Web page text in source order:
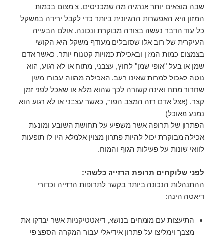
שבה מוצאים יותר אנרגיה מה שמכניסים. צימצום בכמות
המזון היא האפשרות ההגיונית ביותר כדי לקבל ירידה במשקל
כל עוד הדבר נעשה בצורה מבוקרת ונכונה. אולם הבעייה
העיקרית של רוב אלו שסובלים מעודף משקל היא הקושי
בצמצום כמות המזון ובאכילת כמויות קטנות יותר. כאשר אדם
שמן או בעל "אופי שמן" לחוץ, עצבני, מתוח או לא רגוע, הוא
נוטה לאכול למרות שאינו רעב. האכילה מהווה עבורו מעין
שחרור מתח ואינה קשורה לכך שהוא מלא או שאכל לפני זמן
קצר. (אצל אדם רזה המצב הפוך, כאשר עצבני או לא רגוע הוא
נמנע מאוכל)
הפתרון של תרופה אשר משפיע על תחושת השובע ומונעת
אכילה מבוקרת יכול להיות פתרון מצוין אלמלא היו לו תופעות
לוואי שונות על פעילות הגוף והמוח.
לפני שלוקחים תרופת הרזייה כלשהי:
ההתנהלות הנכונה ביותר בקשר לתרופות הרזייה וכדורי
דיאטה הינה:
התיעצות עם מומחים בנושא, דיאטטיקניות אשר יבדקו את
מצבך וימליצו על פתרון אידיאלי עבור המקרה הספציפי